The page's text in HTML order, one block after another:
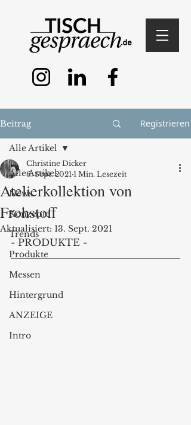
Beitrag Registrieren
Alle Artikel
News
Konzepte
Trends
Produkte
Messen
Hintergrund
ANZEIGE
Intro
Alle Artikel
Atelierkollektion von
Frohstoff
Christine Dicker
6. Sept. 2021 1 Min. Lesezeit
Aktualisiert: 13. Sept. 2021
- PRODUKTE -